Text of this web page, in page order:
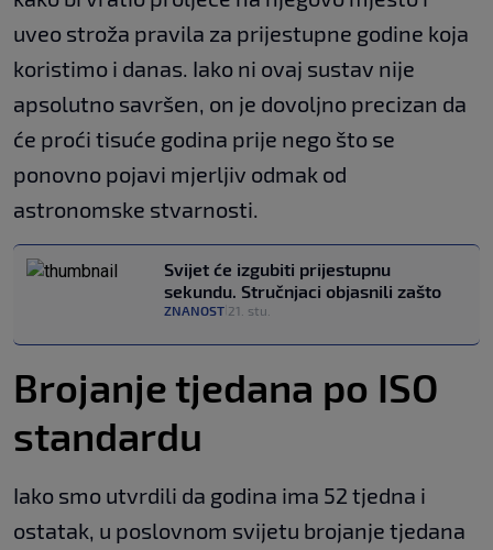
uveo stroža pravila za prijestupne godine koja
koristimo i danas. Iako ni ovaj sustav nije
apsolutno savršen, on je dovoljno precizan da
će proći tisuće godina prije nego što se
ponovno pojavi mjerljiv odmak od
astronomske stvarnosti.
Svijet će izgubiti prijestupnu
sekundu. Stručnjaci objasnili zašto
ZNANOST 21. stu.
Brojanje tjedana po ISO
standardu
Iako smo utvrdili da godina ima 52 tjedna i
ostatak, u poslovnom svijetu brojanje tjedana